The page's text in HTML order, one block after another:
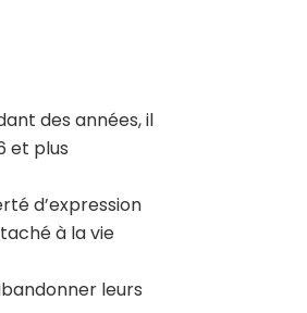
des années, il
et plus
d’expression
à la vie
leurs